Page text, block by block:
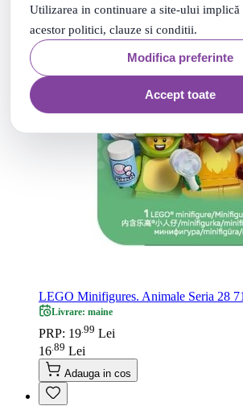
Utilizarea in continuare a site-ului implică
acestor politici, clauze si conditii.
Modifica preferinte
Accept toate
LEGO Minifigures. Animale Seria 28
Livrare: maine
PRP: 19 99 Lei
16 89 Lei
Adauga in cos